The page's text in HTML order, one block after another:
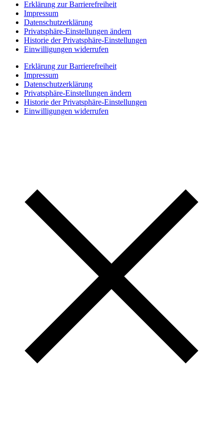
Erklärung zur Barrierefreiheit
Impressum
Datenschutzerklärung
Privatsphäre-Einstellungen ändern
Historie der Privatsphäre-Einstellungen
Einwilligungen widerrufen
Erklärung zur Barrierefreiheit
Impressum
Datenschutzerklärung
Privatsphäre-Einstellungen ändern
Historie der Privatsphäre-Einstellungen
Einwilligungen widerrufen